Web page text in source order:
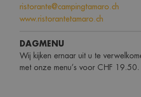
ristorante@campingtamaro.ch
www.ristorantetamaro.ch
DAGMENU
Wij kijken ernaar uit u te
met onze menu’s voor CHF 19.50.